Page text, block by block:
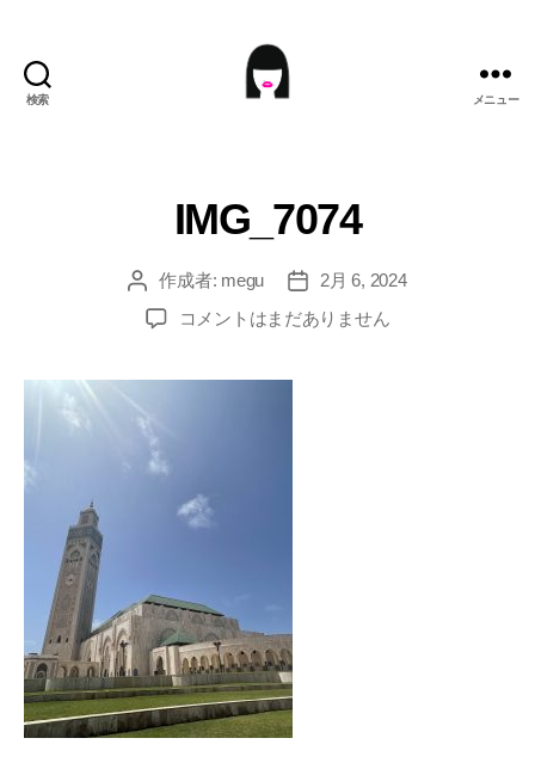
検索 メニュー
IMG_7074
投
稿
者
作成者: megu
投
稿
日
2月 6, 2024
IMG_7074
コメントはまだありません